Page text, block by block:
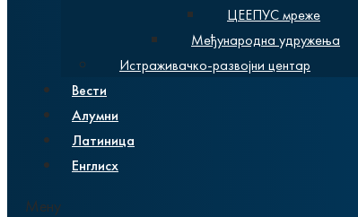
ЦЕЕПУС мреже
Међународна удружења
Истраживачко-развојни центар
Вести
Алумни
Латиница
Енглисх
Мену